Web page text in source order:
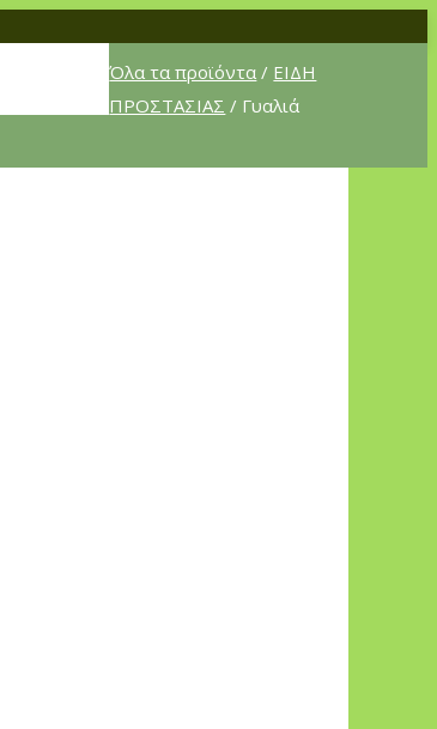
Όλα τα προϊόντα / ΕΙΔΗ
ΠΡΟΣΤΑΣΙΑΣ / Γυαλιά